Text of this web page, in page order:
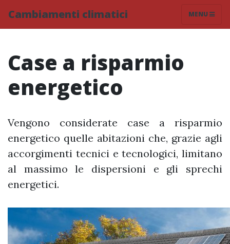
Cambiamenti climatici MENU
Case a risparmio
energetico
Vengono considerate case a risparmio
energetico quelle abitazioni che, grazie agli
accorgimenti tecnici e tecnologici, limitano
al massimo le dispersioni e gli sprechi
energetici.